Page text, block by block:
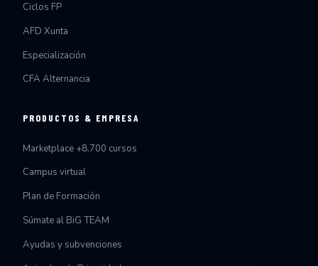
Ciclos FP
AFD Xunta
Especialización
CFA Alternancia
PRODUCTOS & EMPRESA
Marketplace +8.700 cursos
Campus virtual
Plan de Formación
Súmate al BiG TEAM
Ayudas y subvenciones